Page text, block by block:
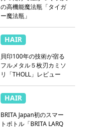
の高機能魔法瓶「タイガ
ー魔法瓶」
HAIR
貝印100年の技術が宿る
フルメタル５枚刃カミソ
リ「THOLL」レビュー
HAIR
BRITA Japan初のスマー
トボトル「BRITA LARQ